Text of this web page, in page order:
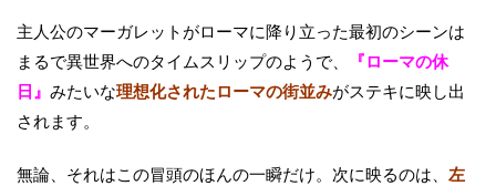
主人公のマーガレットがローマに降り立った最初のシーンは
まるで異世界へのタイムスリップのようで、
『ローマの休
日』 みたいな理想化されたローマの街並みがステキに映し出
されます。
無論、それはこの冒頭のほんの一瞬だけ。次に映るのは、 左